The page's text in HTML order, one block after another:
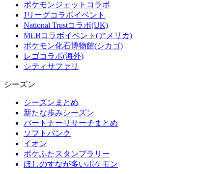
ポケモンジェットコラボ
Jリーグコラボイベント
National Trustコラボ(UK)
MLBコラボイベント(アメリカ)
ポケモン化石博物館(シカゴ)
レゴコラボ(海外)
シティサファリ
シーズン
シーズンまとめ
新たな歩みシーズン
パートナーリサーチまとめ
ソフトバンク
イオン
ポケふたスタンプラリー
ほしのすなが多いポケモン